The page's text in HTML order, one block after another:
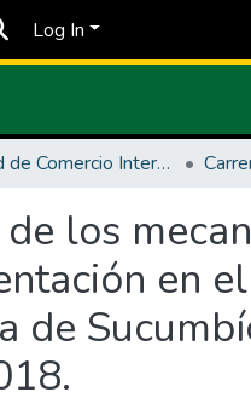
Log In
Facultad de Comercio Internacional, Integración, Administración y Economía Empresarial
los
en
de